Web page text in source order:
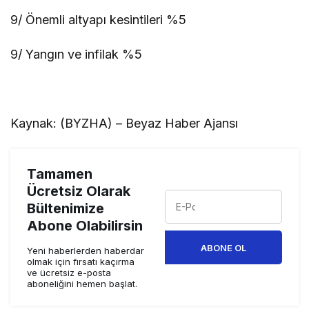
9/ Önemli altyapı kesintileri %5
9/ Yangın ve infilak %5
Kaynak: (BYZHA) – Beyaz Haber Ajansı
Tamamen
Ücretsiz Olarak
Bültenimize
Abone Olabilirsin
Yeni haberlerden haberdar
olmak için fırsatı kaçırma
ve ücretsiz e-posta
aboneliğini hemen başlat.
ABONE OL